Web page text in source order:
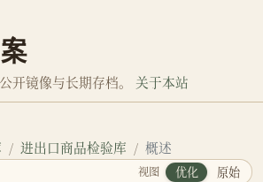
开镜像与长期存档。 关于本站
进出口商品检验库 概述
视图 优化 原始